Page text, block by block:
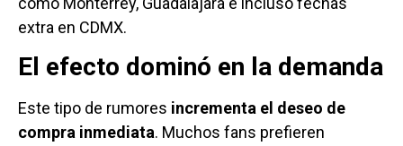
extra en CDMX.
El efecto dominó en la demanda
Este tipo de rumores incrementa el deseo de
compra inmediata. Muchos fans prefieren